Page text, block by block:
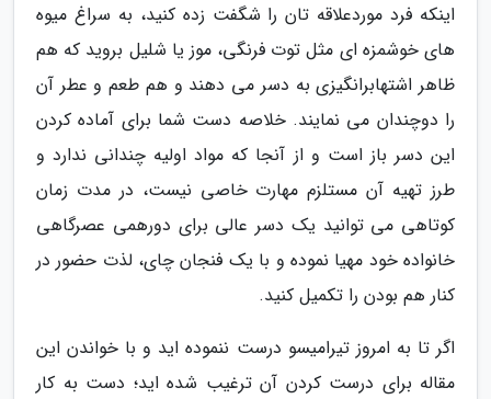
اینکه فرد موردعلاقه تان را شگفت زده کنید، به سراغ میوه
های خوشمزه ای مثل توت فرنگی، موز یا شلیل بروید که هم
ظاهر اشتهابرانگیزی به دسر می دهند و هم طعم و عطر آن
را دوچندان می نمایند. خلاصه دست شما برای آماده کردن
این دسر باز است و از آنجا که مواد اولیه چندانی ندارد و
طرز تهیه آن مستلزم مهارت خاصی نیست، در مدت زمان
کوتاهی می توانید یک دسر عالی برای دورهمی عصرگاهی
خانواده خود مهیا نموده و با یک فنجان چای، لذت حضور در
کنار هم بودن را تکمیل کنید.
اگر تا به امروز تیرامیسو درست ننموده اید و با خواندن این
مقاله برای درست کردن آن ترغیب شده اید؛ دست به کار